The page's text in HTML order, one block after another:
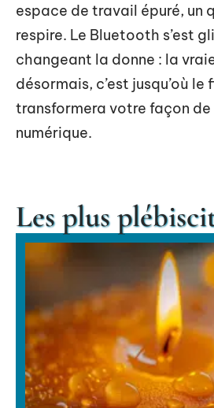
espace de travail épuré, un
respire. Le Bluetooth s’est
changeant la donne : la
désormais, c’est jusqu’où le
transformera votre façon de
numérique.
Les plus